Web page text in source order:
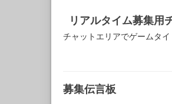
リアルタイム募集用
チャットエリアでゲームタ
募集伝言板